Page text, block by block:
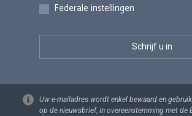
Federale instellingen
Uw e-mailadres wordt enkel bewaard en
op de nieuwsbrief, in overeenstemming met de